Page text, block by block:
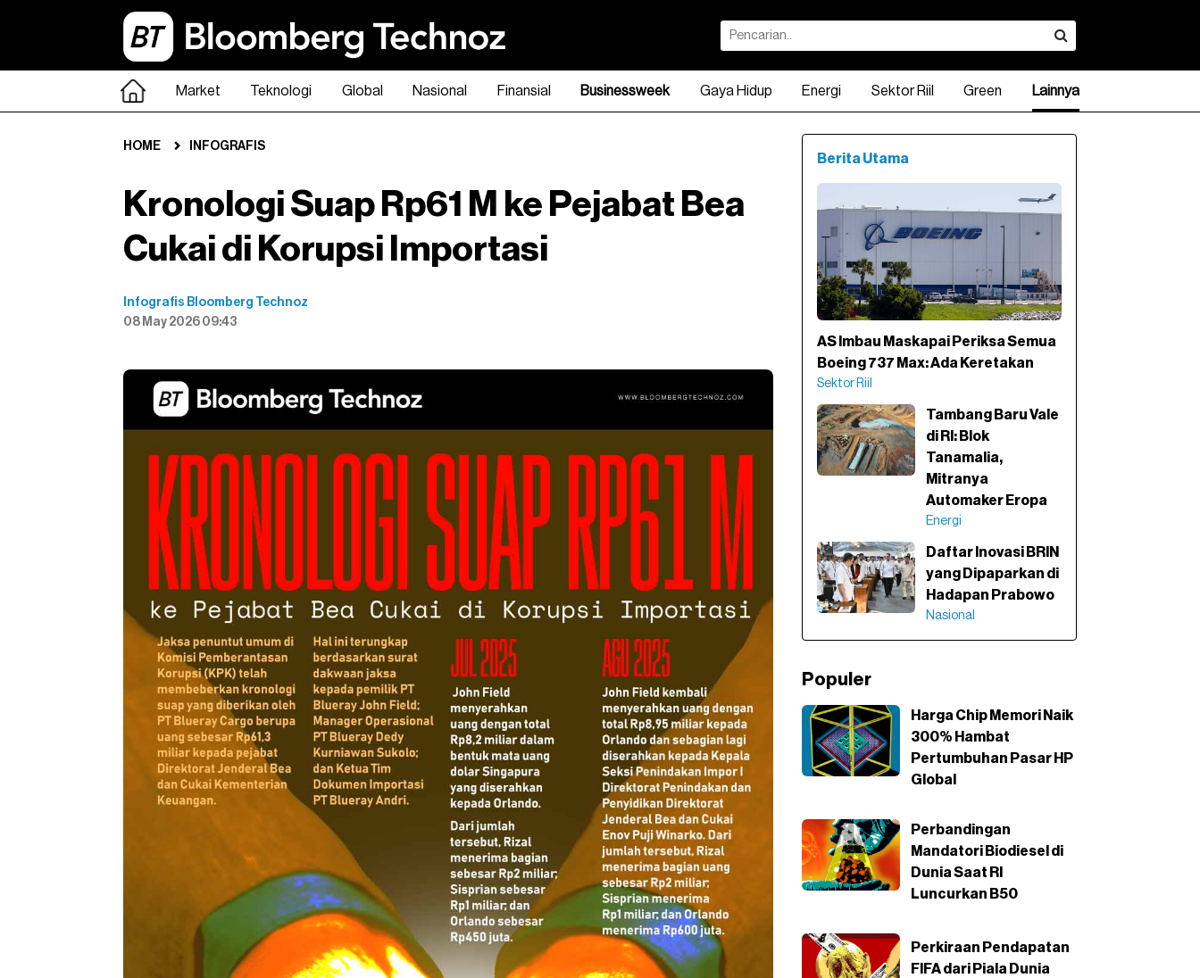
Market Teknologi Global Nasional Finansial Businessweek Gaya Hidup Energi Sektor Riil Green Lainnya
HOME INFOGRAFIS
Kronologi Suap Rp61 M ke Pejabat Bea
Cukai di Korupsi Importasi
Infografis Bloomberg Technoz
08 May 2026 09:43
Berita Utama
AS Imbau Maskapai Periksa Semua
Boeing 737 Max: Ada Keretakan
Sektor Riil
Tambang Baru Vale
di RI: Blok
Tanamalia,
Mitranya
Automaker Eropa
Energi
Daftar Inovasi BRIN
yang Dipaparkan di
Hadapan Prabowo
Nasional
Populer
Harga Chip Memori Naik
300% Hambat
Pertumbuhan Pasar HP
Global
Perbandingan
Mandatori Biodiesel di
Dunia Saat RI
Luncurkan B50
Perkiraan Pendapatan
FIFA dari Piala Dunia